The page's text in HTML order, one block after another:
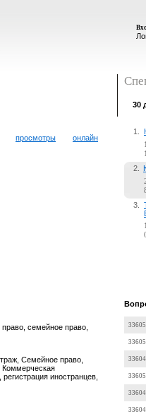
просмотры онлайн
семейное право,
Семейное право,
Коммерческая
иностранцев,
30
1.
2.
3.